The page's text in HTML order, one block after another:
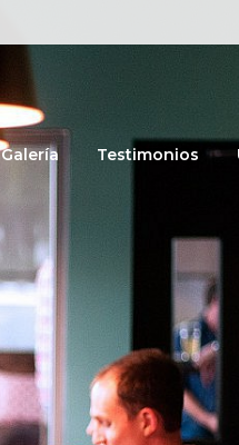
Galería Testimonios